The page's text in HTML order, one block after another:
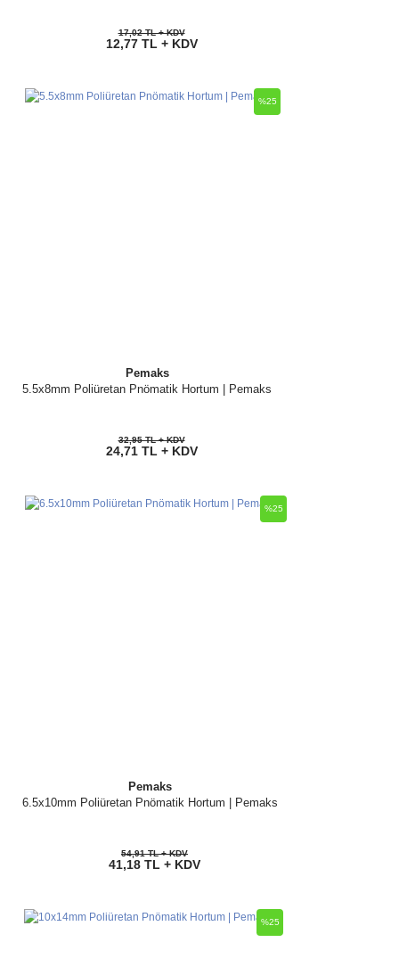
17,02 TL + KDV
12,77 TL + KDV
Pemaks
5.5x8mm Poliüretan Pnömatik Hortum | Pemaks
%25
32,95 TL + KDV
24,71 TL + KDV
Pemaks
6.5x10mm Poliüretan Pnömatik Hortum | Pemaks
%25
54,91 TL + KDV
41,18 TL + KDV
%25